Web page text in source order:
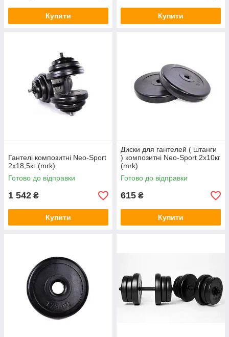
Купити Купити
Гантелі композитні Neo-Sport
2х18,5кг (mrk)
Готово до відправки
1 542 ₴
Купити
Диски для гантелей ( штанги
) композитні Neo-Sport 2х10кг
(mrk)
Готово до відправки
615 ₴
Купити